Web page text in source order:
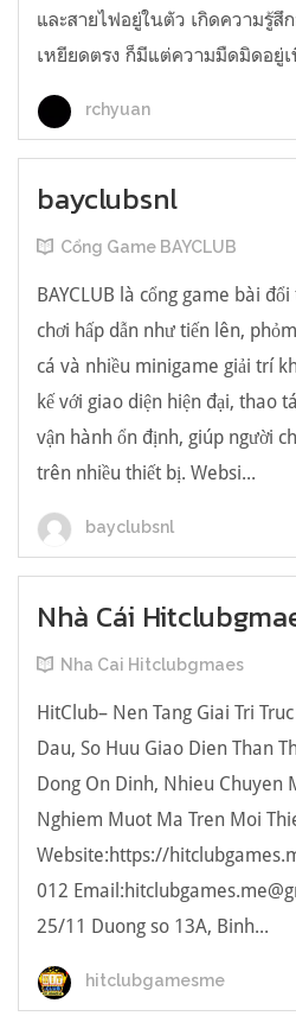
และสายไฟอยู่ในตัว เกิดความรู้สึ
เหยียดตรง ก็มีแต่ความมืดมิดอยู่
rchyuan
bayclubsnl
Cổng Game BAYCLUB
BAYCLUB là cổng game bài
chơi hấp dẫn như tiến lên,
cá và nhiều minigame giải trí
kế với giao diện hiện đại, thao
vận hành ổn định, giúp người
trên nhiều thiết bị. Websi...
bayclubsnl
Nhà Cái
Nha Cai Hitclubgmaes
HitClub– Nen Tang Giai Tri
Dau, So Huu Giao Dien Than
Dong On Dinh, Nhieu Chuyen
Nghiem Muot Ma Tren Moi
Website:https://
012
25/11 Duong so 13A, Binh...
hitclubgamesme